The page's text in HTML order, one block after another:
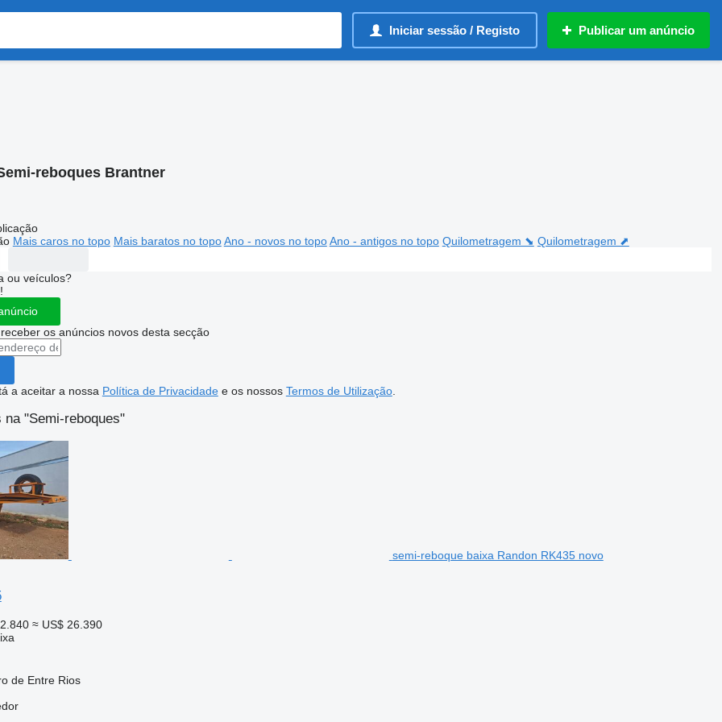
Iniciar sessão / Registo Publicar um anúncio
reboques Brantner
Mais caros no topo Mais baratos no topo Ano - novos no topo Ano - antigos no topo Quilometragem ⬊ Quilometragem ⬈
ou veículos?
os anúncios novos desta secção
a aceitar a nossa Política de Privacidadee os nossos Termos de Utilização.
"Semi-reboques"
semi-reboque baixa Randon RK435 novo
≈ US$ 26.390
de Entre Rios